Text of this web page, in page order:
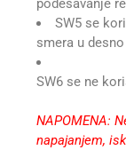
podešavanje
SW5 se
smera u
SW6 se ne
NAPOMENA:
napajanjem,